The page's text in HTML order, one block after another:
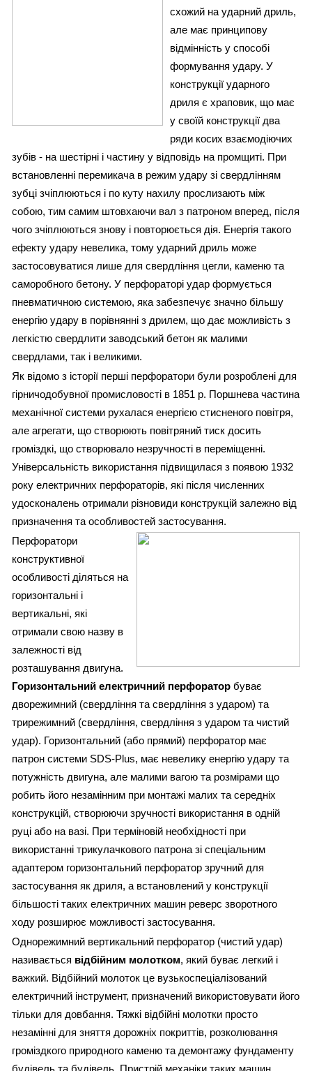
схожий на ударний дриль,
але має принципову
відмінність у способі
формування удару. У
конструкції ударного
дриля є храповик, що має
у своїй конструкції два
ряди косих взаємодіючих
зубів - на шестірні і частину у відповідь на промщиті. При
встановленні перемикача в режим удару зі свердлінням
зубці зчіплюються і по куту нахилу прослизають між
собою, тим самим штовхаючи вал з патроном вперед, після
чого зчіплюються знову і повторюється дія. Енергія такого
ефекту удару невелика, тому ударний дриль може
застосовуватися лише для свердління цегли, каменю та
саморобного бетону. У перфораторі удар формується
пневматичною системою, яка забезпечує значно більшу
енергію удару в порівнянні з дрилем, що дає можливість з
легкістю свердлити заводський бетон як малими
свердлами, так і великими.
Як відомо з історії перші перфоратори були розроблені для
гірничодобувної промисловості в 1851 р. Поршнева частина
механічної системи рухалася енергією стисненого повітря,
але агрегати, що створюють повітряний тиск досить
громіздкі, що створювало незручності в переміщенні.
Універсальність використання підвищилася з появою 1932
року електричних перфораторів, які після численних
удосконалень отримали різновиди конструкцій залежно від
призначення та особливостей застосування.
Перфоратори
конструктивної
особливості діляться на
горизонтальні і
вертикальні, які
отримали свою назву в
залежності від
розташування двигуна.
Горизонтальний електричний перфораторбуває
дворежимний (свердління та свердління з ударом) та
трирежимний (свердління, свердління з ударом та чистий
удар). Горизонтальний (або прямий) перфоратор має
патрон системи SDS-Plus, має невелику енергію удару та
потужність двигуна, але малими вагою та розмірами що
робить його незамінним при монтажі малих та середніх
конструкцій, створюючи зручності використання в одній
руці або на вазі. При терміновій необхідності при
використанні трикулачкового патрона зі спеціальним
адаптером горизонтальний перфоратор зручний для
застосування як дриля, а встановлений у конструкції
більшості таких електричних машин реверс зворотного
ходу розширює можливості застосування.
Однорежимний вертикальний перфоратор (чистий удар)
називається відбійним молотком, який буває легкий і
важкий. Відбійний молоток це вузькоспеціалізований
електричний інструмент, призначений використовувати його
тільки для довбання. Тяжкі відбійні молотки просто
незамінні для зняття дорожніх покриттів, розколювання
громіздкого природного каменю та демонтажу фундаменту